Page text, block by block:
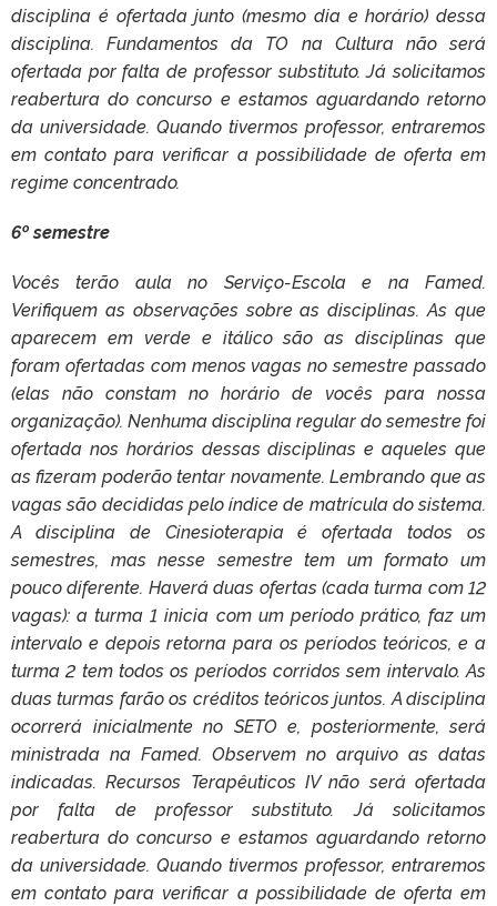
disciplina é ofertada junto (mesmo dia e horário) dessa
disciplina. Fundamentos da TO na Cultura não será
ofertada por falta de professor substituto. Já solicitamos
reabertura do concurso e estamos aguardando retorno
da universidade. Quando tivermos professor, entraremos
em contato para verificar a possibilidade de oferta em
regime concentrado.
6º semestre
Vocês terão aula no Serviço-Escola e na Famed.
Verifiquem as observações sobre as disciplinas. As que
aparecem em verde e itálico são as disciplinas que
foram ofertadas com menos vagas no semestre passado
(elas não constam no horário de vocês para nossa
organização). Nenhuma disciplina regular do semestre foi
ofertada nos horários dessas disciplinas e aqueles que
as fizeram poderão tentar novamente. Lembrando que as
vagas são decididas pelo índice de matrícula do sistema.
A disciplina de Cinesioterapia é ofertada todos os
semestres, mas nesse semestre tem um formato um
pouco diferente. Haverá duas ofertas (cada turma com 12
vagas): a turma 1 inicia com um período prático, faz um
intervalo e depois retorna para os períodos teóricos, e a
turma 2 tem todos os períodos corridos sem intervalo. As
duas turmas farão os créditos teóricos juntos. A disciplina
ocorrerá inicialmente no SETO e, posteriormente, será
ministrada na Famed. Observem no arquivo as datas
indicadas. Recursos Terapêuticos IV não será ofertada
por falta de professor substituto. Já solicitamos
reabertura do concurso e estamos aguardando retorno
da universidade. Quando tivermos professor, entraremos
em contato para verificar a possibilidade de oferta em